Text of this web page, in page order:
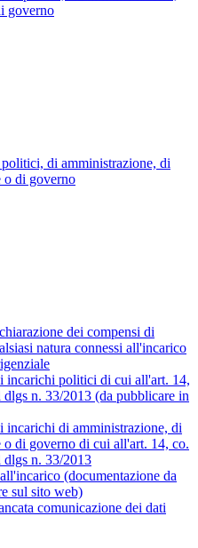
governo
di amministrazione, di
o di governo
dei compensi di
natura connessi all'incarico
incarichi politici di cui all'art. 14,
dlgs n. 33/2013 (da pubblicare in
incarichi di amministrazione, di
o di governo di cui all'art. 14, co.
dlgs n. 33/2013
(documentazione da
sul sito web)
comunicazione dei dati